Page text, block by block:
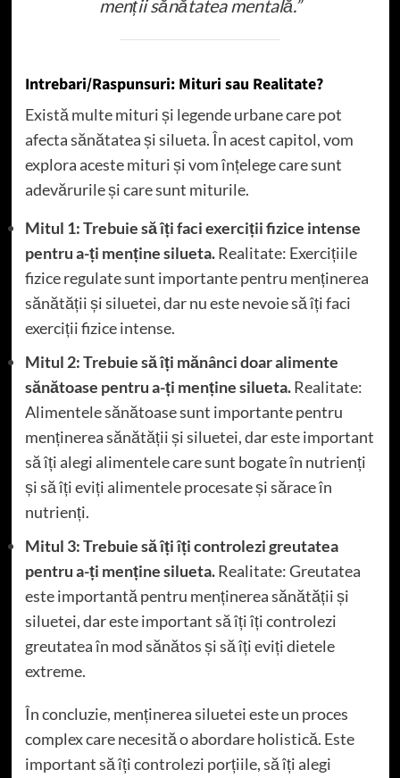
menții sănătatea mentală.”
Intrebari/Raspunsuri: Mituri sau Realitate?
Există multe mituri și legende urbane care pot
afecta sănătatea și silueta. În acest capitol, vom
explora aceste mituri și vom înțelege care sunt
adevărurile și care sunt miturile.
Mitul 1: Trebuie să îți faci exerciții fizice intense
pentru a-ți menține silueta.Realitate: Exercițiile
fizice regulate sunt importante pentru menținerea
sănătății și siluetei, dar nu este nevoie să îți faci
exerciții fizice intense.
Mitul 2: Trebuie să îți mănânci doar alimente
sănătoase pentru a-ți menține silueta.Realitate:
Alimentele sănătoase sunt importante pentru
menținerea sănătății și siluetei, dar este important
să îți alegi alimentele care sunt bogate în nutrienți
și să îți eviți alimentele procesate și sărace în
nutrienți.
Mitul 3: Trebuie să îți îți controlezi greutatea
pentru a-ți menține silueta.Realitate: Greutatea
este importantă pentru menținerea sănătății și
siluetei, dar este important să îți îți controlezi
greutatea în mod sănătos și să îți eviți dietele
extreme.
În concluzie, menținerea siluetei este un proces
complex care necesită o abordare holistică. Este
important să îți controlezi porțiile, să îți alegi